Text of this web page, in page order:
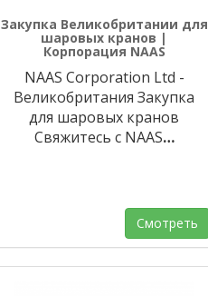
Закупка Великобритании для
шаровых кранов |
Корпорация NAAS
NAAS Corporation Ltd -
Великобритания Закупка
для шаровых кранов
Свяжитесь с NAAS…
Смотреть